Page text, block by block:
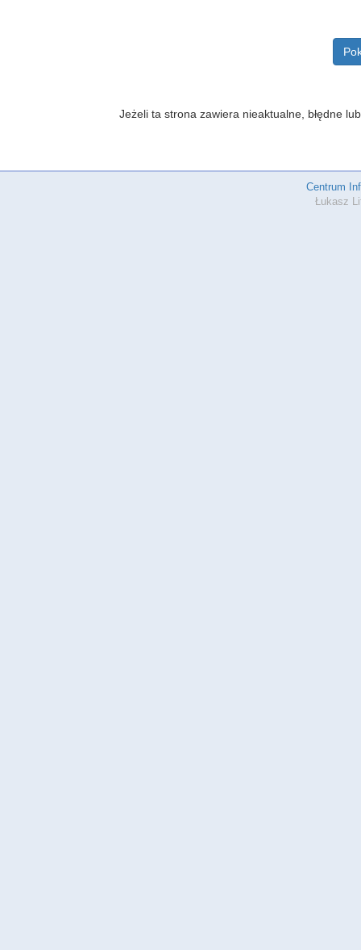
Jeżeli ta strona zawiera nieaktualne, błędne
Centrum
Łukasz